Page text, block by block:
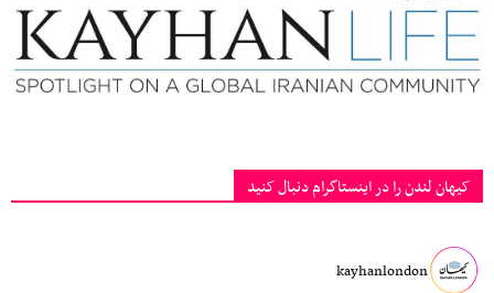
کیهان لندن را در اینستاگرام دنبال کنید
kayhanlondon